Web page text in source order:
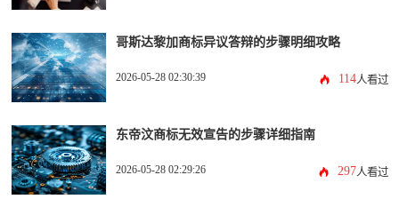
哥斯达黎加商标异议答辩的步骤明细攻略
2026-05-28 02:30:39 114人看过
东帝汶商标无效宣告的步骤详细指南
2026-05-28 02:29:26 297人看过